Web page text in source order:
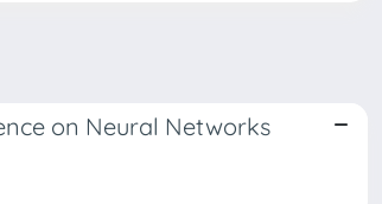
on Neural Networks